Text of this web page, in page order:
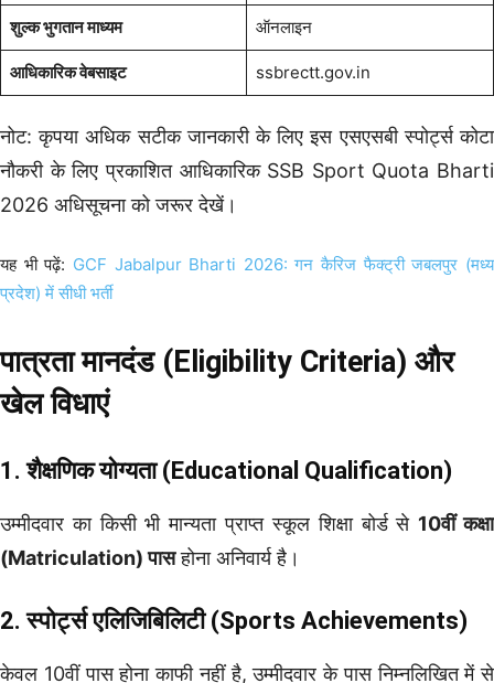
शुल्क भुगतान माध्यम ऑनलाइन
आधिकारिक वेबसाइट ssbrectt.gov.in
नोट: कृपया अधिक सटीक जानकारी के लिए इस एसएसबी स्पोर्ट्स कोटा
नौकरी के लिए प्रकाशित आधिकारिक SSB Sport Quota Bharti
2026 अधिसूचना को जरूर देखें।
यह भी पढ़ें: GCF Jabalpur Bharti 2026: गन कैरिज फैक्ट्री जबलपुर (मध्य
प्रदेश) में सीधी भर्ती
पात्रता मानदंड (Eligibility Criteria) और
खेल विधाएं
1. शैक्षणिक योग्यता (Educational Qualification)
उम्मीदवार का किसी भी मान्यता प्राप्त स्कूल शिक्षा बोर्ड से 10वीं कक्षा
(Matriculation) पासहोना अनिवार्य है।
2. स्पोर्ट्स एलिजिबिलिटी (Sports Achievements)
केवल 10वीं पास होना काफी नहीं है, उम्मीदवार के पास निम्नलिखित में से